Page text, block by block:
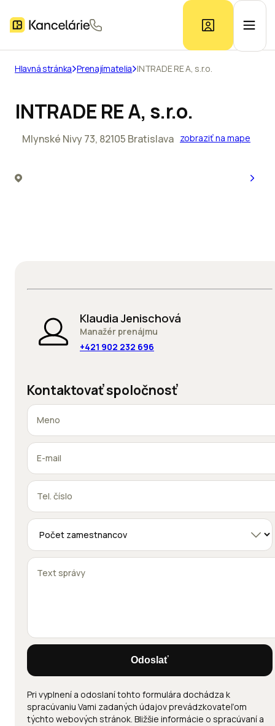
Hlavná stránka Prenajímatelia INTRADE RE A, s.r.o.
INTRADE RE A, s.r.o.
Mlynské Nivy 73, 82105 Bratislava zobraziť na mape
Klaudia Jenischová
Manažér prenájmu
+421 902 232 696
Kontaktovať spoločnosť
Odoslať
Pri vyplnení a odoslaní tohto formulára dochádza k
spracúvaniu Vami zadaných údajov prevádzkovateľom
týchto webových stránok. Bližšie informácie o spracúvaní a